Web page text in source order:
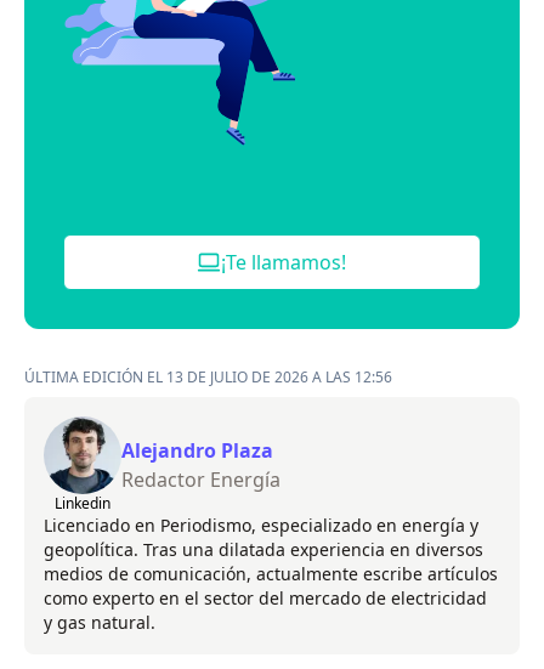
¡Te llamamos!
ÚLTIMA EDICIÓN EL 13 DE JULIO DE 2026 A LAS 12:56
Linkedin
Alejandro Plaza
Redactor Energía
Licenciado en Periodismo, especializado en energía y
geopolítica. Tras una dilatada experiencia en diversos
medios de comunicación, actualmente escribe artículos
como experto en el sector del mercado de electricidad
y gas natural.